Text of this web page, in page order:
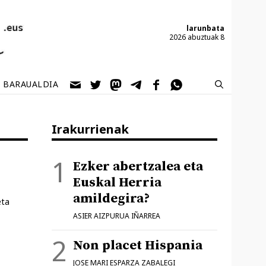
larunbata
2026 abuztuak 8
BARAUALDIA
Irakurrienak
Ezker abertzalea eta
Euskal Herria
amildegira?
ASIER AIZPURUA IÑARREA
Non placet Hispania
JOSE MARI ESPARZA ZABALEGI